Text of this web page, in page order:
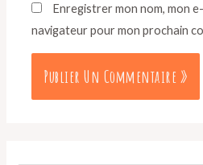
Enregistrer mon nom, mon
navigateur pour mon prochain